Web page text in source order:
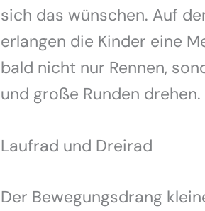
sich das wünschen. Auf
erlangen die Kinder eine
bald nicht nur Rennen,
und große Runden drehen.
Laufrad und Dreirad
Der Bewegungsdrang